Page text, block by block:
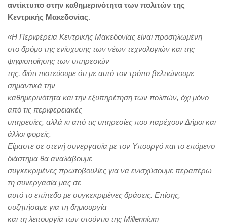
αντίκτυπο στην καθημερινότητα των πολιτών της
Κεντρικής Μακεδονίας.
«Η Περιφέρεια Κεντρικής Μακεδονίας είναι προσηλωμένη
στο δρόμο της ενίσχυσης των νέων τεχνολογιών και της
ψηφιοποίησης των υπηρεσιών
της, διότι πιστεύουμε ότι με αυτό τον τρόπο βελτιώνουμε
σημαντικά την
καθημερινότητα και την εξυπηρέτηση των πολιτών, όχι μόνο
από τις περιφερειακές
υπηρεσίες, αλλά κι από τις υπηρεσίες που παρέχουν Δήμοι και
άλλοι φορείς.
Είμαστε σε στενή συνεργασία με τον Υπουργό και το επόμενο
διάστημα θα αναλάβουμε
συγκεκριμένες πρωτοβουλίες για να ενισχύσουμε περαιτέρω
τη συνεργασία μας σε
αυτό το επίπεδο με συγκεκριμένες δράσεις. Επίσης,
συζητήσαμε για τη δημιουργία
και τη λειτουργία των στούντιο της Millennium